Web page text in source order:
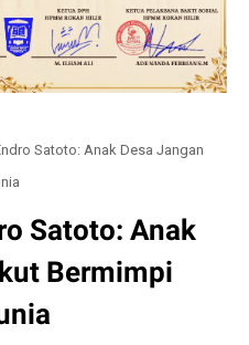
Satoto: Anak Desa Jangan
Satoto: Anak
Bermimpi